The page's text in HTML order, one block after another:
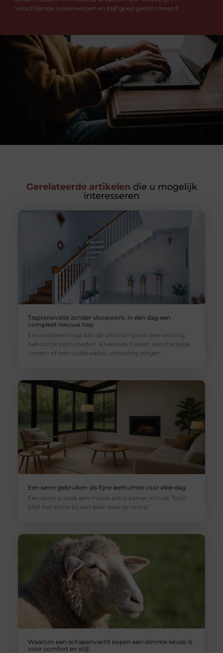
verschillende onderwerpen en blijf goed geïnformeerd!
Gerelateerde artikelen die u mogelijk
interesseren
Traprenovatie zonder sloopwerk: in één dag een
compleet nieuwe trap
Een versleten trap kan de uitstraling van een woning
behoorlijk beïnvloeden. Krakende treden, beschadigde
randen of een ouderwetse uitstraling zorgen
Een serre gebruiken als fijne leefruimte voor elke dag
Een serre is vaak een mooie extra kamer in huis. Toch
blijft het soms bij een plek waar je vooral
Waarom een schapenvacht kopen een slimme keuze is
voor comfort en stijl